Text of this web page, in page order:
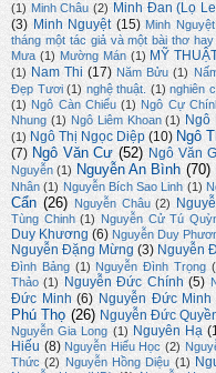
(1) Minh Châu (2) Minh Đan (Lọ
(3) Minh Nguyệt (15) Minh
tháng một tác giả và một bài thơ hay
Mưa (1) Mường Mán (1) MỸ
(1) Nam Thi (17) Năm Bửu (1)
Đẹp Tươi (1) nghệ thuật. (1) nghiên
(1) Ngô Càn Chiểu (1) Ngô Cự
Nhung (1) Ngô Liêm Khoan (1) Ngô
(1) Ngô Thị Ngọc Diệp (10) Ngô
(7) Ngô Văn Cư (52) Ngô Văn
Nguyễn (1) Nguyễn An Bình (70)
Nhân (1) Nguyễn Bích Sao Linh (1)
Cẩn (26) Nguyễn Châu (2)
Tùng Chinh (1) Nguyễn Cử Tú
Duy Khương (6) Nguyễn Duy
Nguyễn Đặng Mừng (3) Nguyễn
Đình Bảng (1) Nguyễn Đình Trọng
Thảo (1) Nguyễn Đức Chính (5)
Đức Minh (6) Nguyễn Đức Minh
Phú Thọ (26) Nguyễn Đức
Nguyễn Gia Long (1) Nguyên Hạ
Hiếu (8) Nguyễn Hiếu Học (2)
Thức (2) Nguyễn Hồng Diệu (1)